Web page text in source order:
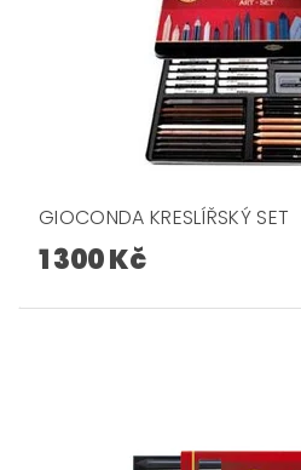
GIOCONDA KRESLÍŘSKÝ SET
1 300 Kč